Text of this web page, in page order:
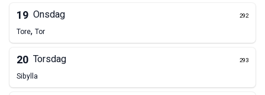
19 Onsdag 292
Tore, Tor
20 Torsdag 293
Sibylla